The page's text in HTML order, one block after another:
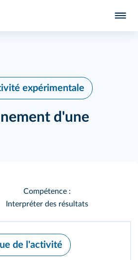
expérimentale
d'une
Compétence :
Interpréter des résultats
de l'activité